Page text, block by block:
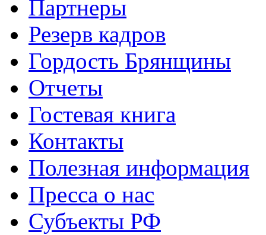
Партнеры
Резерв кадров
Гордость Брянщины
Отчеты
Гостевая книга
Контакты
Полезная информация
Пресса о нас
Субъекты РФ